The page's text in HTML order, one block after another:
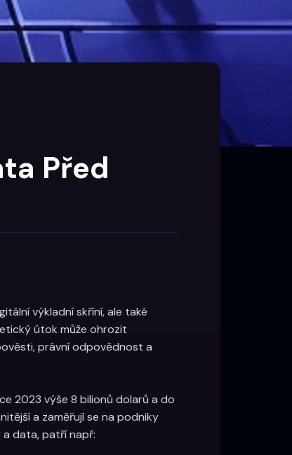
Před
výkladní skříní, ale také
útok může ohrozit
právní odpovědnost a
2023 výše 8 bilionů dolarů a do
a zaměřují se na podniky
data, patří např: